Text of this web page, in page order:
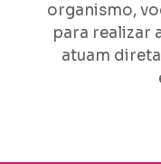
organismo,
para realizar
atuam